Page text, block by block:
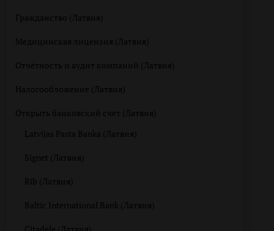
Гражданство (Латвия)
Медицинская лицензия (Латвия)
Отчётность и аудит компаний (Латвия)
Налогообложение (Латвия)
Открыть банковский счет (Латвия)
Latvijas Pasta Banka (Латвия)
Signet (Латвия)
Rib (Латвия)
Baltic International Bank (Латвия)